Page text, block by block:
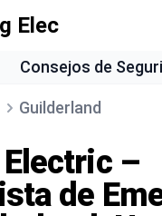
Elec
Consejos de
Guilderland
–
de